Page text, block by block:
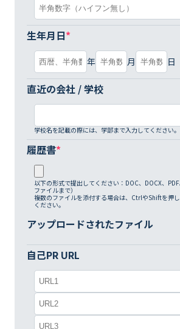
生年月日*
年 月 日
直近の会社 / 学校
学校名を記載の際には、学部まで入力してください。
履歴書*
以下の形式で提出してください：DOC、DOCX、
ファイルまで）
複数のファイルを添付する場合は、CtrlやShiftを押
ください。
アップロードされたファイル
自己PR URL